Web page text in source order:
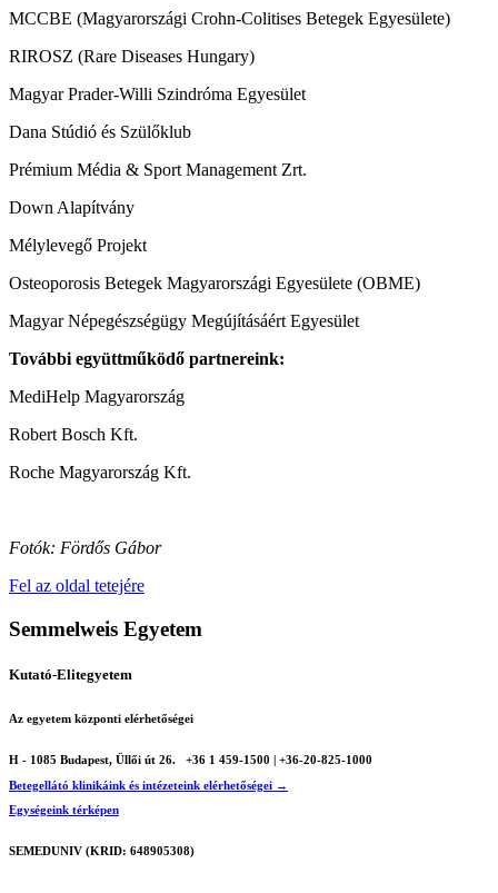
MCCBE (Magyarországi Crohn-Colitises Betegek Egyesülete)
RIROSZ (Rare Diseases Hungary)
Magyar Prader-Willi Szindróma Egyesület
Dana Stúdió és Szülőklub
Prémium Média & Sport Management Zrt.
Down Alapítvány
Mélylevegő Projekt
Osteoporosis Betegek Magyarországi Egyesülete (OBME)
Magyar Népegészségügy Megújításáért Egyesület
További együttműködő partnereink:
MediHelp Magyarország
Robert Bosch Kft.
Roche Magyarország Kft.
Fotók: Fördős Gábor
Fel az oldal tetejére
Semmelweis Egyetem
Kutató-Elitegyetem
Az egyetem központi elérhetőségei
H - 1085 Budapest, Üllői út 26.
+36 1 459-1500 | +36-20-825-1000
Betegellátó klinikáink és intézeteink elérhetőségei →
Egységeink térképen
SEMEDUNIV (KRID: 648905308)